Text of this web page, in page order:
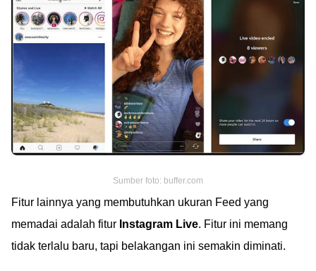
Sumber foto: buffer.com
Fitur lainnya yang membutuhkan ukuran Feed yang
memadai adalah fitur Instagram Live. Fitur ini memang
tidak terlalu baru, tapi belakangan ini semakin diminati.